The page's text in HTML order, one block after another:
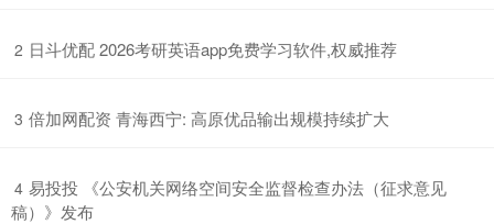
2 ​日斗优配 2026考研英语app免费学习软件,权威推荐
3 ​倍加网配资 青海西宁: 高原优品输出规模持续扩大
4 ​易投投 《公安机关网络空间安全监督检查办法（征求意见
稿）》发布